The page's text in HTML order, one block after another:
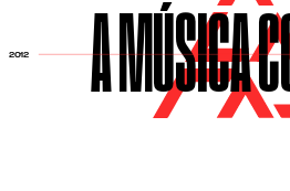
A MÚSICA
2012